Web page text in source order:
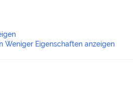
Weniger Eigenschaften anzeigen